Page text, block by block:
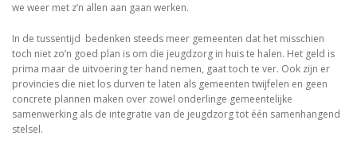
we weer met z’n allen aan gaan werken.
In de tussentijd bedenken steeds meer gemeenten dat het misschien
toch niet zo’n goed plan is om die jeugdzorg in huis te halen. Het geld is
prima maar de uitvoering ter hand nemen, gaat toch te ver. Ook zijn er
provincies die niet los durven te laten als gemeenten twijfelen en geen
concrete plannen maken over zowel onderlinge gemeentelijke
samenwerking als de integratie van de jeugdzorg tot één samenhangend
stelsel.